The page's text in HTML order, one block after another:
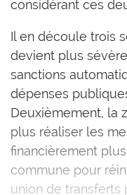
considérant ces
Il en découle trois
devient plus
sanctions
dépenses
Deuxièmement, la
plus réaliser les
financièrement
commune pour
union de transferts